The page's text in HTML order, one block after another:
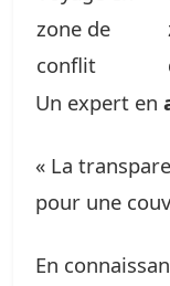
zone de
conflit
Un expert en
« La
pour une
En